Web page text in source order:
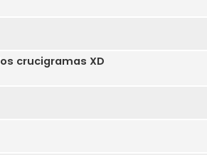
crucigramas XD